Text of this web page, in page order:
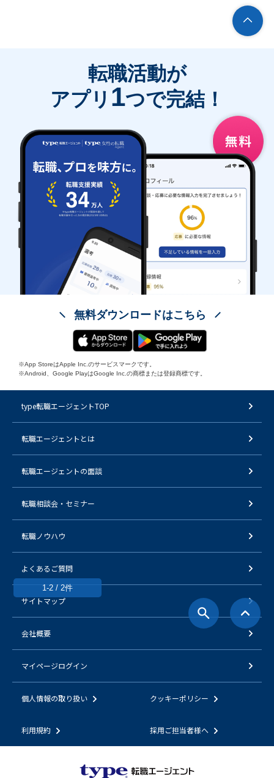
1-2 / 2件
転職活動が
アプリ 1つで完結！
無料ダウンロードはこちら
※App StoreはApple Inc.のサービスマークです。
※Android、Google PlayはGoogle Inc.の商標または登録商標です。
type転職エージェントTOP
転職エージェントとは
転職エージェントの面談
転職相談会・セミナー
転職ノウハウ
よくあるご質問
サイトマップ
会社概要
マイページログイン
個人情報の取り扱い クッキーポリシー
利用規約 採用ご担当者様へ